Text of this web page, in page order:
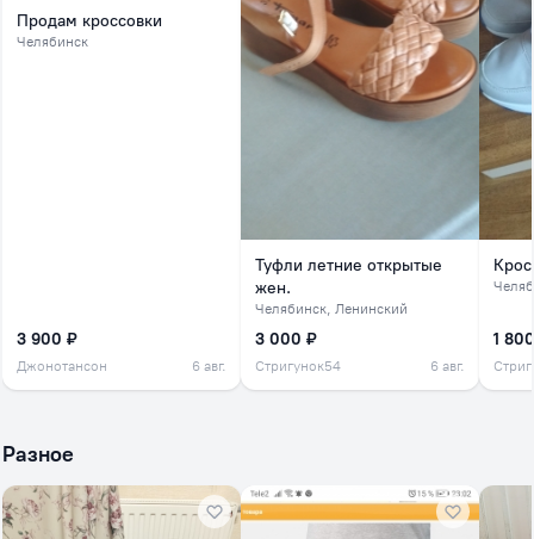
Продам кроссовки
Челябинск
3 900 ₽
Джонотансон 6 авг.
Туфли летние открытые
жен.
Челябинск, Ленинский
3 000 ₽
Стригунок54 6 авг.
1
Разное